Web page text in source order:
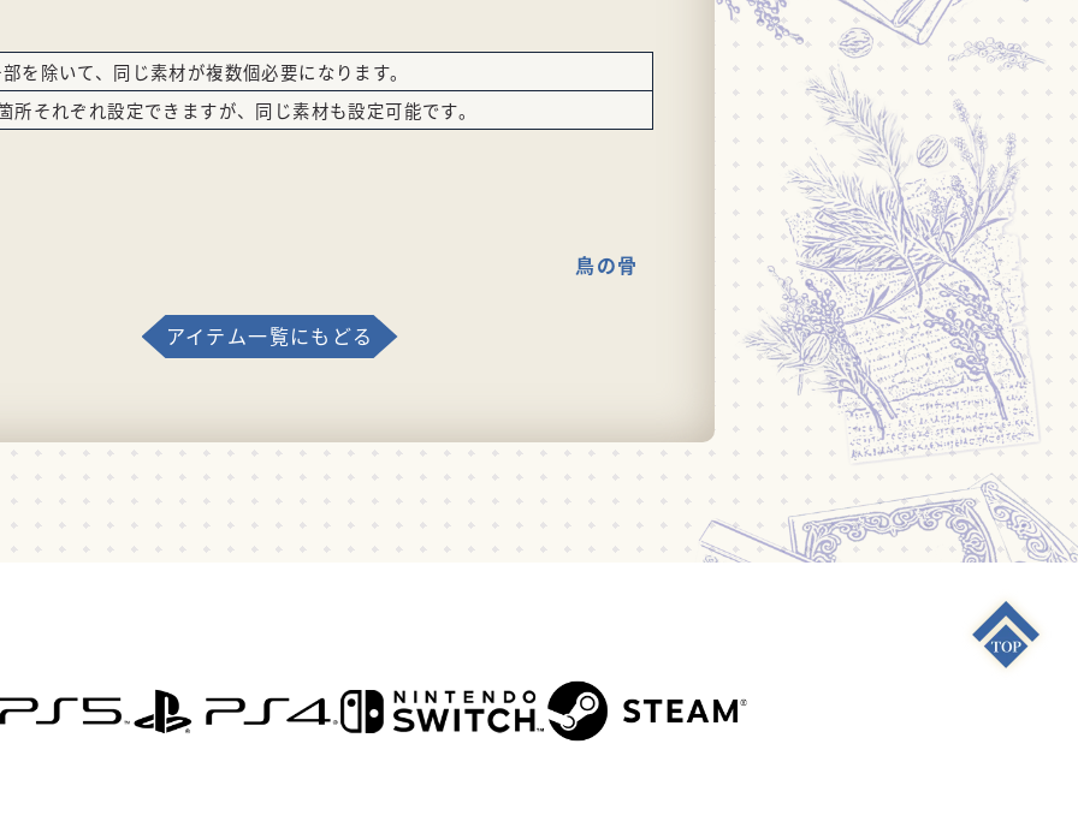
を除いて、同じ素材が複数個必要になります。
所それぞれ設定できますが、同じ素材も設定可能です。
鳥の骨
アイテム一覧にもどる